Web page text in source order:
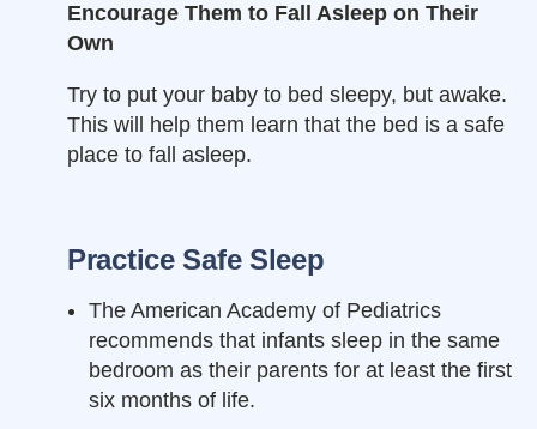
Encourage Them to Fall Asleep on Their
Own
Try to put your baby to bed sleepy, but awake.
This will help them learn that the bed is a safe
place to fall asleep.
Practice Safe Sleep
The American Academy of Pediatrics
recommends that infants sleep in the same
bedroom as their parents for at least the first
six months of life.